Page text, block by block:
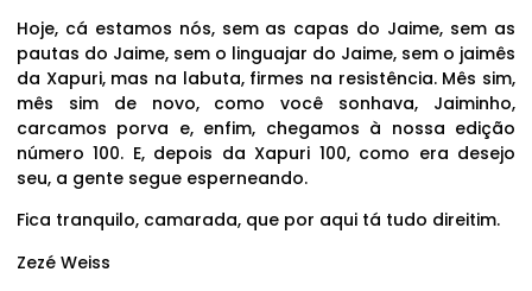
Hoje, cá estamos nós, sem as capas do Jaime, sem as
pautas do Jaime, sem o linguajar do Jaime, sem o jaimês
da Xapuri, mas na labuta, firmes na resistência. Mês sim,
mês sim de novo, como você sonhava, Jaiminho,
carcamos porva e, enfim, chegamos à nossa edição
número 100. E, depois da Xapuri 100, como era desejo
seu, a gente segue esperneando.
Fica tranquilo, camarada, que por aqui tá tudo direitim.
Zezé Weiss